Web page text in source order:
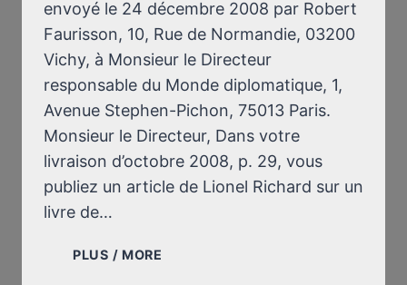
envoyé le 24 décembre 2008 par Robert
Faurisson, 10, Rue de Normandie, 03200
Vichy, à Monsieur le Directeur
responsable du Monde diplomatique, 1,
Avenue Stephen-Pichon, 75013 Paris.
Monsieur le Directeur, Dans votre
livraison d’octobre 2008, p. 29, vous
publiez un article de Lionel Richard sur un
livre de…
PLUS / MORE